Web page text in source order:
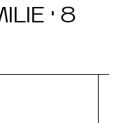
· 8